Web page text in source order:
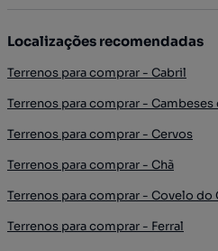
Localizações recomendadas
Terrenos para comprar - Cabril
Terrenos para comprar -
Terrenos para comprar - Cervos
Terrenos para comprar - Chã
Terrenos para comprar - Covelo do
Terrenos para comprar - Ferral